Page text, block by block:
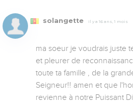
solangette Il y a 16 ans, 1 mois
ma soeur je voudrais juste
et pleurer de
toute ta famille , de la
Seigneur!! amen et que
revienne à notre Puissant